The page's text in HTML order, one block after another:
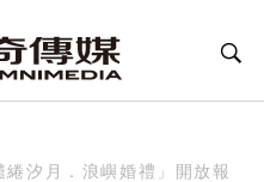
汐月．浪嶼婚禮」開放報